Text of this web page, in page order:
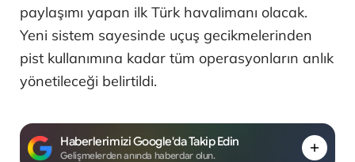
paylaşımı yapan ilk Türk havalimanı olacak.
Yeni sistem sayesinde uçuş gecikmelerinden
pist kullanımına kadar tüm operasyonların anlık
yönetileceği belirtildi.
Haberlerimizi Google'da Takip Edin
Gelişmelerden anında haberdar olun.